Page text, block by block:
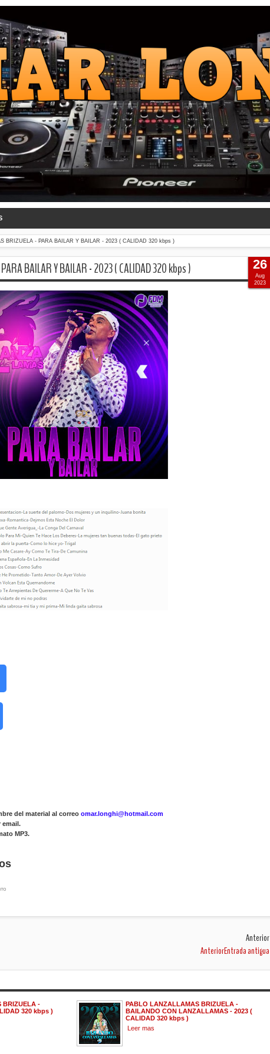
BRIZUELA - PARA BAILAR Y BAILAR - 2023 ( CALIDAD 320 kbps )
BAILAR Y BAILAR - 2023 ( CALIDAD 320 kbps )
del material al correo omar.longhi@hotmail.com
email.
MP3.
26
Aug
2023
Anterior
AnteriorEntrada antigua
BRIZUELA -
320 kbps )
PABLO LANZALLAMAS BRIZUELA -
BAILANDO CON LANZALLAMAS - 2023 (
CALIDAD 320 kbps )
Leer mas